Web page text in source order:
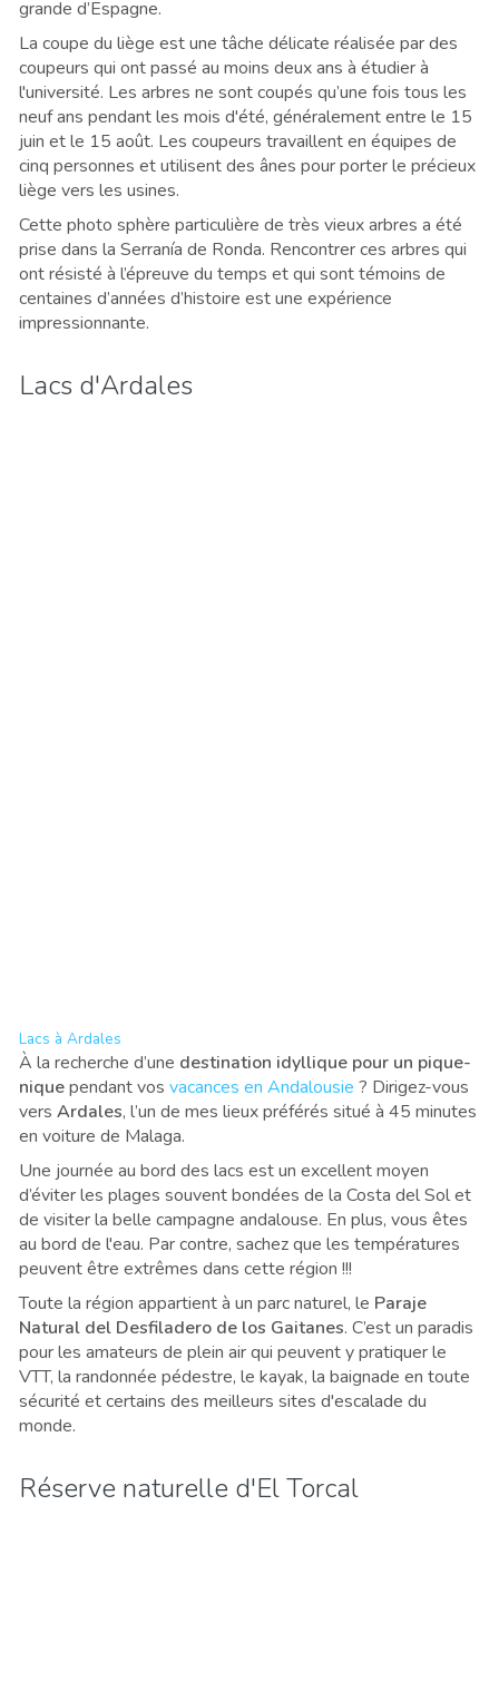
grande d’Espagne.
La coupe du liège est une tâche délicate réalisée par des
coupeurs qui ont passé au moins deux ans à étudier à
l'université. Les arbres ne sont coupés qu’une fois tous les
neuf ans pendant les mois d'été, généralement entre le 15
juin et le 15 août. Les coupeurs travaillent en équipes de
cinq personnes et utilisent des ânes pour porter le précieux
liège vers les usines.
Cette photo sphère particulière de très vieux arbres a été
prise dans la Serranía de Ronda. Rencontrer ces arbres qui
ont résisté à l’épreuve du temps et qui sont témoins de
centaines d’années d’histoire est une expérience
impressionnante.
Lacs d'Ardales
Lacs à Ardales
À la recherche d’une destination idyllique pour un pique-
niquependant vos vacances en Andalousie ? Dirigez-vous
vers Ardales, l’un de mes lieux préférés situé à 45 minutes
en voiture de Malaga.
Une journée au bord des lacs est un excellent moyen
d’éviter les plages souvent bondées de la Costa del Sol et
de visiter la belle campagne andalouse. En plus, vous êtes
au bord de l'eau. Par contre, sachez que les températures
peuvent être extrêmes dans cette région !!!
Toute la région appartient à un parc naturel, le Paraje
Natural del Desfiladero de los Gaitanes. C’est un paradis
pour les amateurs de plein air qui peuvent y pratiquer le
VTT, la randonnée pédestre, le kayak, la baignade en toute
sécurité et certains des meilleurs sites d'escalade du
monde.
Réserve naturelle d'El Torcal